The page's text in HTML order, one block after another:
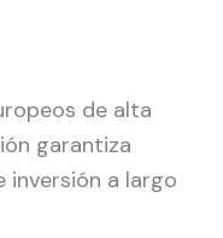
de alta
garantiza
inversión a largo